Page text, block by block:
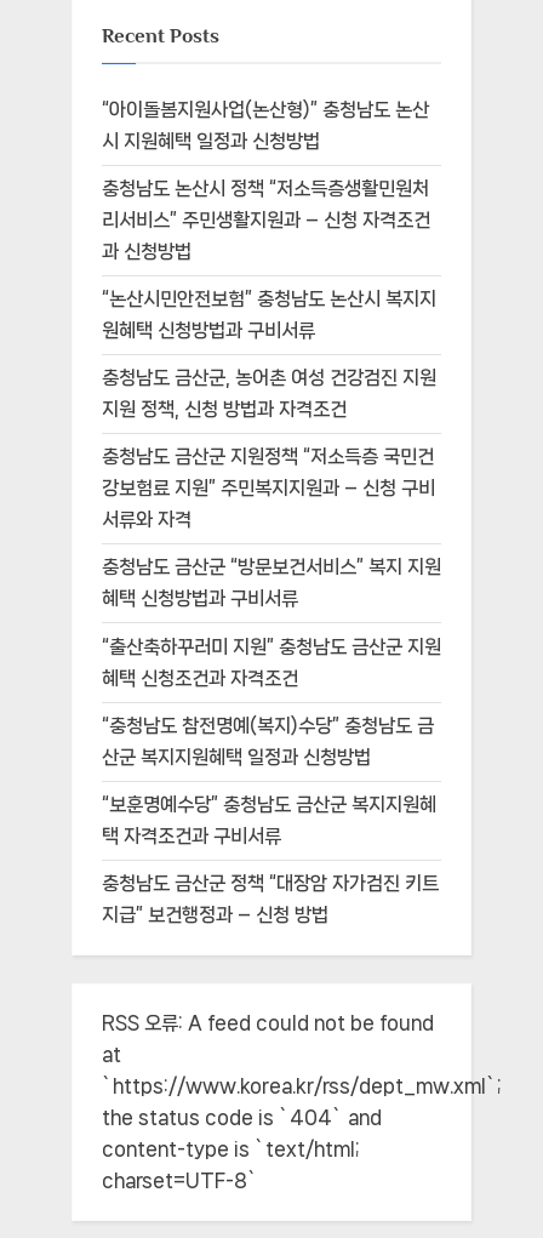
Recent Posts
“아이돌봄지원사업(논산형)” 충청남도 논산
시 지원혜택 일정과 신청방법
충청남도 논산시 정책 “저소득층생활민원처
리서비스” 주민생활지원과 – 신청 자격조건
과 신청방법
“논산시민안전보험” 충청남도 논산시 복지지
원혜택 신청방법과 구비서류
충청남도 금산군, 농어촌 여성 건강검진 지원
지원 정책, 신청 방법과 자격조건
충청남도 금산군 지원정책 “저소득층 국민건
강보험료 지원” 주민복지지원과 – 신청 구비
서류와 자격
충청남도 금산군 “방문보건서비스” 복지 지원
혜택 신청방법과 구비서류
“출산축하꾸러미 지원” 충청남도 금산군 지원
혜택 신청조건과 자격조건
“충청남도 참전명예(복지)수당” 충청남도 금
산군 복지지원혜택 일정과 신청방법
“보훈명예수당” 충청남도 금산군 복지지원혜
택 자격조건과 구비서류
충청남도 금산군 정책 “대장암 자가검진 키트
지급” 보건행정과 – 신청 방법
RSS 오류: A feed could not be found
at
`https://www.korea.kr/rss/dept_mw.xml`;
the status code is `404` and
content-type is `text/html;
charset=UTF-8`